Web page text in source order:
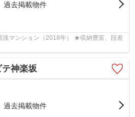
過去掲載物件
マンション（2018年） ★収納豊富、段差
テ神楽坂
過去掲載物件